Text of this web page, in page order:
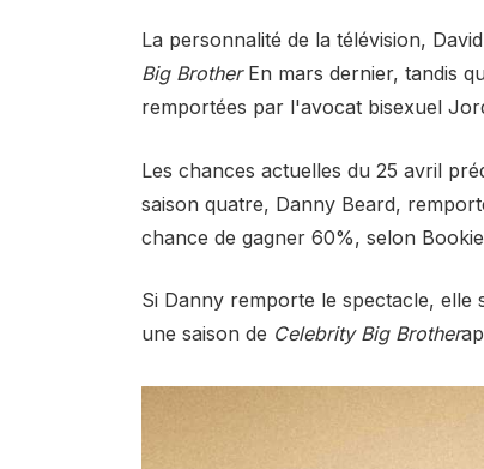
La personnalité de la télévision,
Big BrotherEn mars dernier, tandis
remportées par l'avocat bisexuel
Les chances actuelles du 25 avril
saison quatre, Danny Beard,
chance de gagner 60%, selon
Si Danny remporte le spectacle, elle
une saison de Celebrity Big Brother